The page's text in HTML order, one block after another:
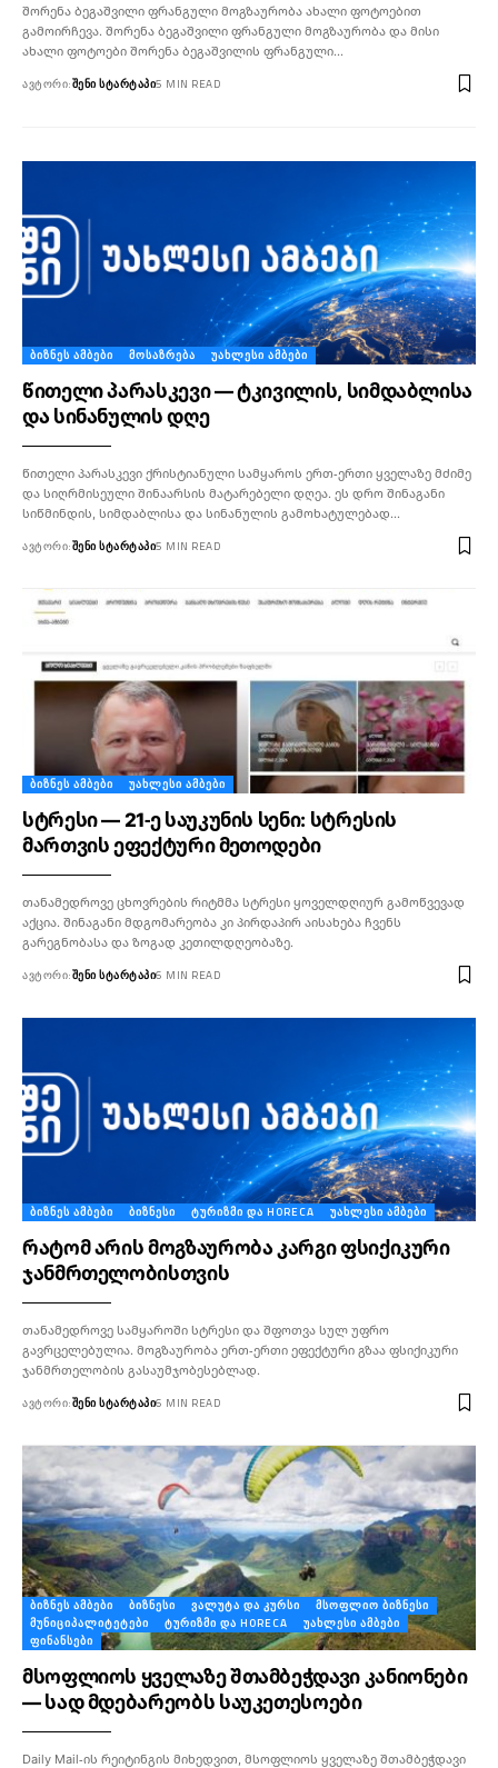
შორენა ბეგაშვილი ფრანგული მოგზაურობა ახალი ფოტოებით
გამოირჩევა. შორენა ბეგაშვილი ფრანგული მოგზაურობა და მისი
ახალი ფოტოები შორენა ბეგაშვილის ფრანგული…
ᲐᲕᲢᲝᲠᲘ:ᲨᲔᲜᲘ ᲡᲢᲐᲠᲢᲐᲞᲘ5 MIN READ
ᲑᲘᲖᲜᲔᲡ ᲐᲛᲑᲔᲑᲘ ᲛᲝᲡᲐᲖᲠᲔᲑᲐ ᲣᲐᲮᲚᲔᲡᲘ ᲐᲛᲑᲔᲑᲘ
წითელი პარასკევი — ტკივილის, სიმდაბლისა
და სინანულის დღე
წითელი პარასკევი ქრისტიანული სამყაროს ერთ-ერთი ყველაზე მძიმე
და სიღრმისეული შინაარსის მატარებელი დღეა. ეს დრო შინაგანი
სიწმინდის, სიმდაბლისა და სინანულის გამოხატულებად…
ᲐᲕᲢᲝᲠᲘ:ᲨᲔᲜᲘ ᲡᲢᲐᲠᲢᲐᲞᲘ5 MIN READ
ᲑᲘᲖᲜᲔᲡ ᲐᲛᲑᲔᲑᲘ ᲣᲐᲮᲚᲔᲡᲘ ᲐᲛᲑᲔᲑᲘ
სტრესი — 21-ე საუკუნის სენი: სტრესის
მართვის ეფექტური მეთოდები
თანამედროვე ცხოვრების რიტმმა სტრესი ყოველდღიურ გამოწვევად
აქცია. შინაგანი მდგომარეობა კი პირდაპირ აისახება ჩვენს
გარეგნობასა და ზოგად კეთილდღეობაზე.
ᲐᲕᲢᲝᲠᲘ:ᲨᲔᲜᲘ ᲡᲢᲐᲠᲢᲐᲞᲘ6 MIN READ
ᲑᲘᲖᲜᲔᲡ ᲐᲛᲑᲔᲑᲘ ᲑᲘᲖᲜᲔᲡᲘ ᲢᲣᲠᲘᲖᲛᲘ ᲓᲐ HORECA ᲣᲐᲮᲚᲔᲡᲘ ᲐᲛᲑᲔᲑᲘ
რატომ არის მოგზაურობა კარგი ფსიქიკური
ჯანმრთელობისთვის
თანამედროვე სამყაროში სტრესი და შფოთვა სულ უფრო
გავრცელებულია. მოგზაურობა ერთ-ერთი ეფექტური გზაა ფსიქიკური
ჯანმრთელობის გასაუმჯობესებლად.
ᲐᲕᲢᲝᲠᲘ:ᲨᲔᲜᲘ ᲡᲢᲐᲠᲢᲐᲞᲘ6 MIN READ
ᲑᲘᲖᲜᲔᲡ ᲐᲛᲑᲔᲑᲘ ᲑᲘᲖᲜᲔᲡᲘ ᲕᲐᲚᲣᲢᲐ ᲓᲐ ᲙᲣᲠᲡᲘ
ᲛᲡᲝᲤᲚᲘᲝ ᲑᲘᲖᲜᲔᲡᲘ
ᲛᲣᲜᲘᲪᲘᲞᲐᲚᲘᲢᲔᲢᲔᲑᲘ
ᲢᲣᲠᲘᲖᲛᲘ ᲓᲐ HORECA
ᲣᲐᲮᲚᲔᲡᲘ ᲐᲛᲑᲔᲑᲘ
ᲤᲘᲜᲐᲜᲡᲔᲑᲘ
მსოფლიოს ყველაზე შთამბეჭდავი კანიონები
— სად მდებარეობს საუკეთესოები
Daily Mail-ის რეიტინგის მიხედვით, მსოფლიოს ყველაზე შთამბეჭდავი